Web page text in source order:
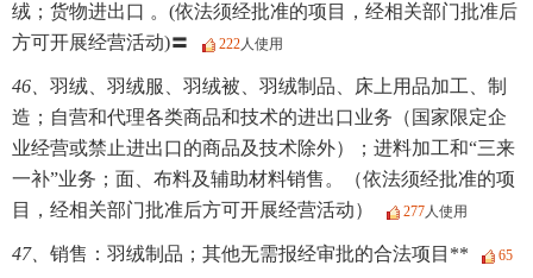
绒；货物进出口 。(依法须经批准的项目，经相关部门批准后
方可开展经营活动)〓
222人使用
46、 羽绒、羽绒服、羽绒被、羽绒制品、床上用品加工、制
造；自营和代理各类商品和技术的进出口业务（国家限定企
业经营或禁止进出口的商品及技术除外）；进料加工和“三来
一补”业务；面、布料及辅助材料销售。（依法须经批准的项
目，经相关部门批准后方可开展经营活动）
277人使用
47、 销售：羽绒制品；其他无需报经审批的合法项目**
65